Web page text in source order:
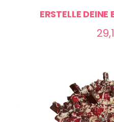
ERSTELLE